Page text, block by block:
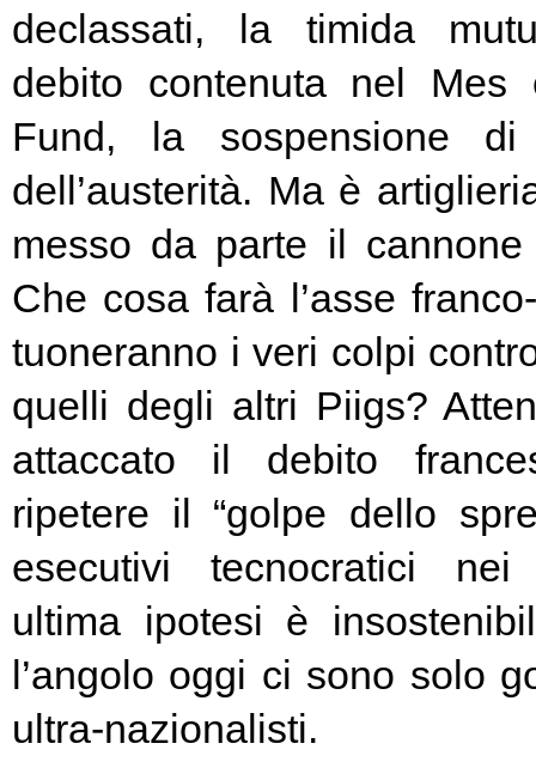
declassati, la timida
debito contenuta nel Mes
Fund, la sospensione di
dell’austerità. Ma è
messo da parte il
Che cosa farà l’asse
tuoneranno i veri colpi
quelli degli altri Piigs?
attaccato il debito
ripetere il “golpe dello
esecutivi tecnocratici
ultima ipotesi è
l’angolo oggi ci sono solo
ultra-nazionalisti.